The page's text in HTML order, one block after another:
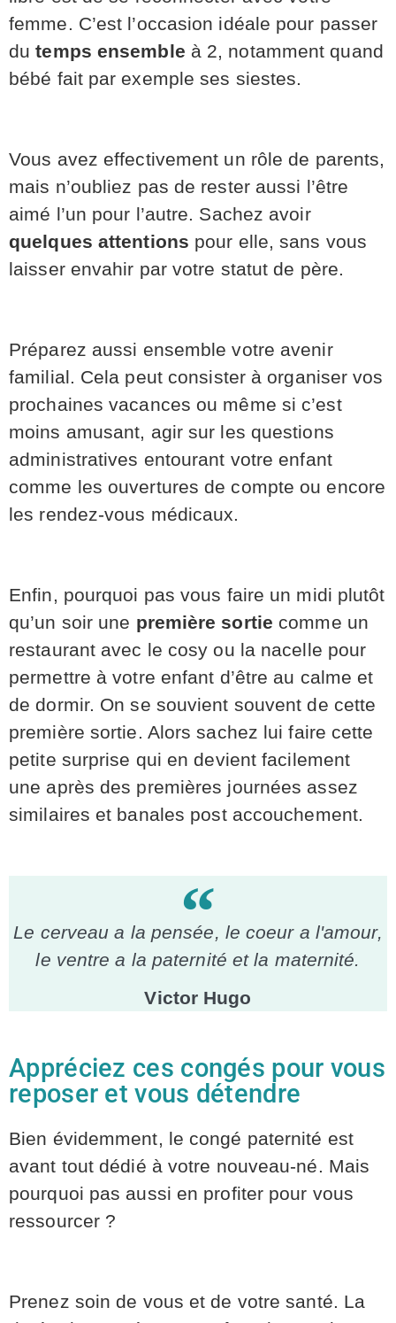
femme. C’est l’occasion idéale pour passer
du temps ensemble à 2, notamment quand
bébé fait par exemple ses siestes.
Vous avez effectivement un rôle de parents,
mais n’oubliez pas de rester aussi l’être
aimé l’un pour l’autre. Sachez avoir
quelques attentions pour elle, sans vous
laisser envahir par votre statut de père.
Préparez aussi ensemble votre avenir
familial. Cela peut consister à organiser vos
prochaines vacances ou même si c’est
moins amusant, agir sur les questions
administratives entourant votre enfant
comme les ouvertures de compte ou encore
les rendez-vous médicaux.
Enfin, pourquoi pas vous faire un midi plutôt
qu’un soir une première sortie comme un
restaurant avec le cosy ou la nacelle pour
permettre à votre enfant d’être au calme et
de dormir. On se souvient souvent de cette
première sortie. Alors sachez lui faire cette
petite surprise qui en devient facilement
une après des premières journées assez
similaires et banales post accouchement.
Le cerveau a la pensée, le coeur a l'amour,
le ventre a la paternité et la maternité.
Victor Hugo
Appréciez ces congés pour vous
reposer et vous détendre
Bien évidemment, le congé paternité est
avant tout dédié à votre nouveau-né. Mais
pourquoi pas aussi en profiter pour vous
ressourcer ?
Prenez soin de vous et de votre santé. La